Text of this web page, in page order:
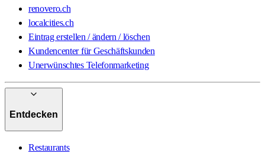
renovero.ch
localcities.ch
Eintrag erstellen / ändern / löschen
Kundencenter für Geschäftskunden
Unerwünschtes Telefonmarketing
Entdecken
Restaurants